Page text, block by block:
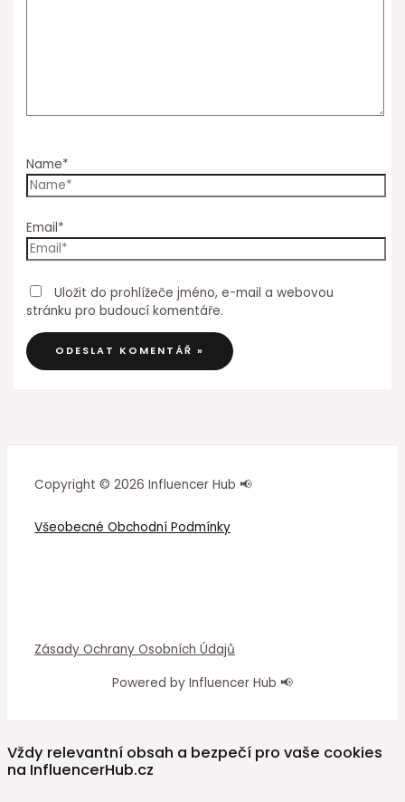
Name*
Email*
Uložit do prohlížeče jméno, e-mail a webovou
stránku pro budoucí komentáře.
Copyright © 2026 Influencer Hub 📢
Všeobecné Obchodní Podmínky
Zásady Ochrany Osobních Údajů
Powered by Influencer Hub 📢
Vždy relevantní obsah a bezpečí pro vaše cookies
na InfluencerHub.cz